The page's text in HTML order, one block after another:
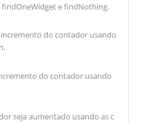
findOneWidget e findNothing.
do contador usando
do contador usando
seja aumentado usando as c